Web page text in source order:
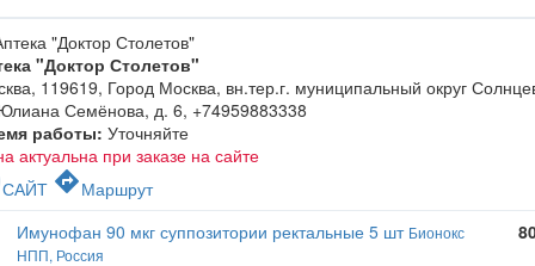
"Доктор Столетов"
119619, Город Москва, вн.тер.г. муниципальный округ
Семёнова, д. 6, +74959883338
работы: Уточняйте
актуальна при заказе на сайте
САЙТ directionsМаршрут
Имунофан 90 мкг суппозитории ректальные 5 шт Бионокс
НПП, Россия